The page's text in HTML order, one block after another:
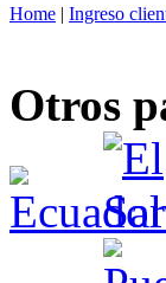
Home | Ingreso
Otros